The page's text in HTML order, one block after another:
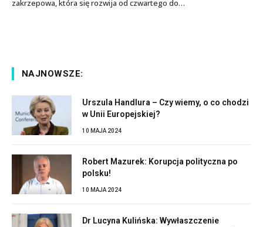
zakrzepowa, która się rozwija od czwartego do…
NAJNOWSZE:
Urszula Handlura – Czy wiemy, o co chodzi
w Unii Europejskiej?
10 MAJA 2024
Robert Mazurek: Korupcja polityczna po
polsku!
10 MAJA 2024
Dr Lucyna Kulińska: Wywłaszczenie